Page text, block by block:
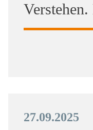
27.09.2025